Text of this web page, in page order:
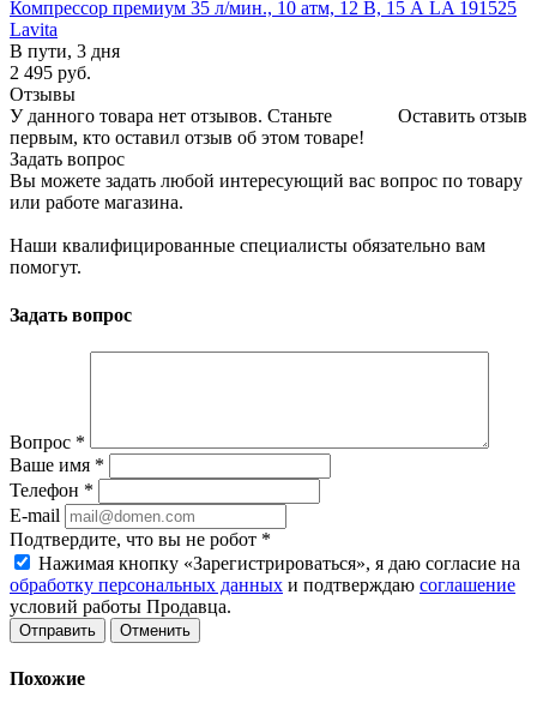
Компрессор премиум 35 л/мин., 10 атм, 12 В, 15 А LA 191525
Lavita
В пути, 3 дня
2 495 руб.
Отзывы
Оставить отзыв
У данного товара нет отзывов. Станьте
первым, кто оставил отзыв об этом товаре!
Задать вопрос
Вы можете задать любой интересующий вас вопрос по товару
или работе магазина.
Наши квалифицированные специалисты обязательно вам
помогут.
Задать вопрос
Вопрос *
Ваше имя *
Телефон *
E-mail
Подтвердите, что вы не робот *
Нажимая кнопку «Зарегистрироваться», я даю согласие на
обработку персональных данных и подтверждаю соглашение
условий работы Продавца.
Отменить
Похожие